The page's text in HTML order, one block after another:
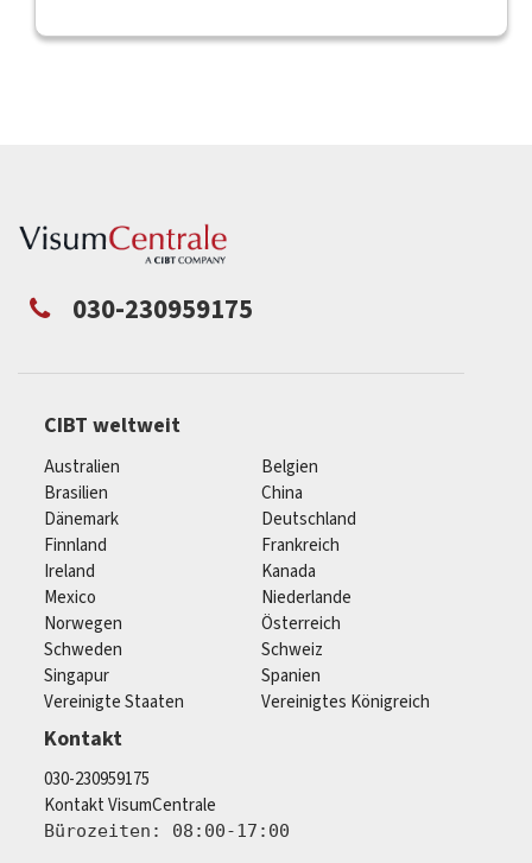
030-230959175
CIBT weltweit
Australien
Belgien
Brasilien
China
Dänemark
Deutschland
Finnland
Frankreich
Ireland
Kanada
Mexico
Niederlande
Norwegen
Österreich
Schweden
Schweiz
Singapur
Spanien
Vereinigte Staaten
Vereinigtes Königreich
Kontakt
030-230959175
Kontakt VisumCentrale
Bürozeiten: 08:00-17:00